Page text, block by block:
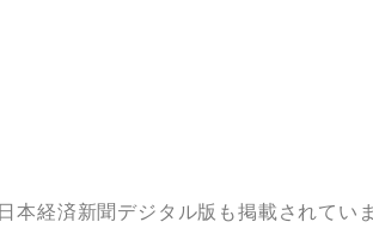
本経済新聞デジタル版も掲載されていま